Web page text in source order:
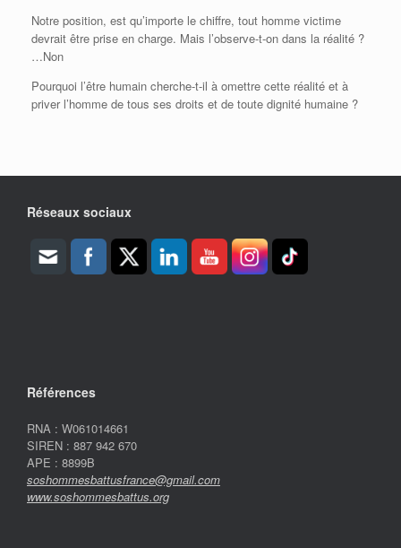
Notre position, est qu’importe le chiffre, tout homme victime
devrait être prise en charge. Mais l’observe-t-on dans la réalité ?
…Non
Pourquoi l’être humain cherche-t-il à omettre cette réalité et à
priver l’homme de tous ses droits et de toute dignité humaine ?
Réseaux sociaux
Références
RNA : W061014661
SIREN : 887 942 670
APE : 8899B
soshommesbattusfrance@gmail.com
www.soshommesbattus.org